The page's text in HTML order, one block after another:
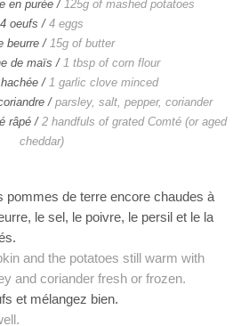
en purée / 125g of mashed potatoes
4 oeufs / 4 eggs
beurre / 15g of butter
de maïs /1 tbsp of corn flour
/1 garlic clove minced
/ parsley, salt, pepper, coriander
râpé /2 handfuls of grated Comté (or aged
cheddar)
pommes de terre encore chaudes à
le sel, le poivre, le persil et le la
and the potatoes still warm with
and coriander fresh or frozen.
et mélangez bien.